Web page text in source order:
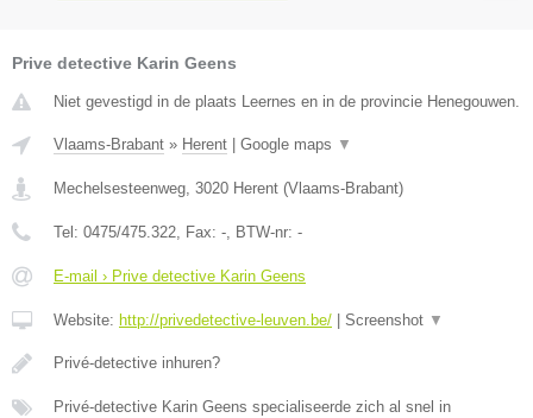
Prive detective Karin Geens
Niet gevestigd in de plaats Leernes en in de provincie Henegouwen.
Vlaams-Brabant » Herent | Google maps ▼
Mechelsesteenweg 3020 Herent (Vlaams-Brabant)
Tel: 0475/475.322 , Fax: - , BTW-nr: -
E-mail › Prive detective Karin Geens
Website: http://privedetective-leuven.be/ | Screenshot ▼
Privé-detective inhuren?
Privé-detective Karin Geens specialiseerde zich al snel in